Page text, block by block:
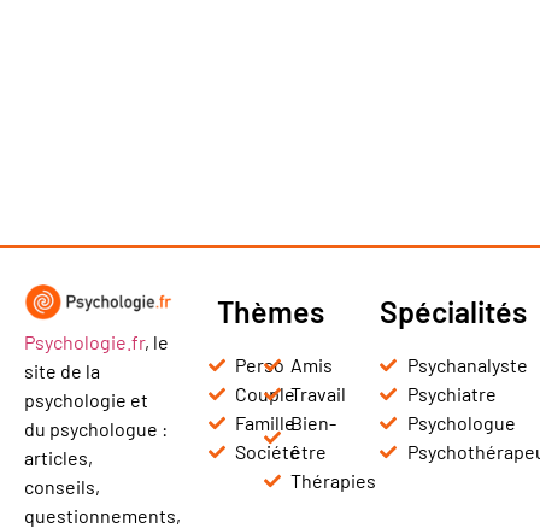
Psychologie.fr, le
site de la
psychologie et
du psychologue :
articles,
conseils,
questionnements,
Thèmes
Perso
Couple
Famille
Société
Amis
Travail
Bien-
être
Thérapies
Spécialités
Psychanalyste
Psychiatre
Psychologue